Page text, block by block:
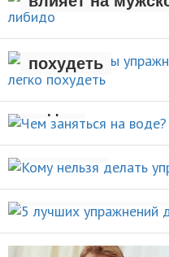
НОВОСТИ
Стали известны
которые
похудеть
НОВОСТИ
Чем заняться на
воде?
ВИДЫ СПОРТА
Кому нельзя
“планка”
НОВОСТИ
5 лучших
избавления от
ПОХУДЕНИЕ